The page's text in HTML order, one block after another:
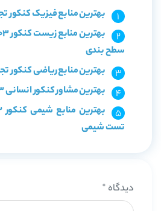
بهترین منابع فیزیک کنکور
سطح بندی
بهترین منابع ریاضی کنکور
بهترین مشاور کنکور انسانی 1403
تست شیمی
دیدگاه *